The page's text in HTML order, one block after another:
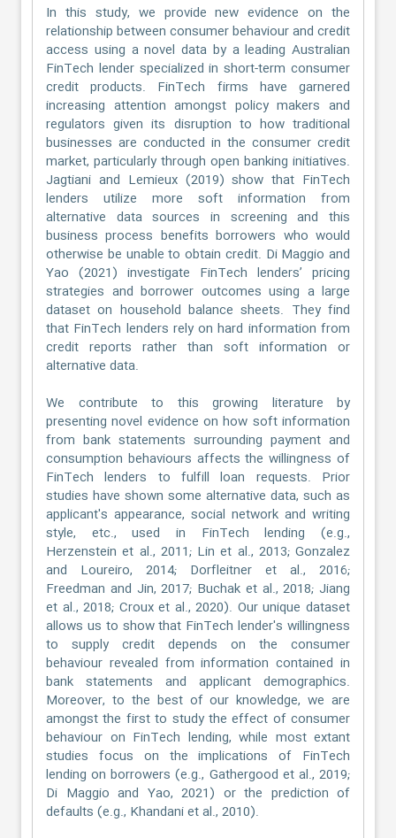
In this study, we provide new evidence on the
relationship between consumer behaviour and credit
access using a novel data by a leading Australian
FinTech lender specialized in short-term consumer
credit products. FinTech firms have garnered
increasing attention amongst policy makers and
regulators given its disruption to how traditional
businesses are conducted in the consumer credit
market, particularly through open banking initiatives.
Jagtiani and Lemieux (2019) show that FinTech
lenders utilize more soft information from
alternative data sources in screening and this
business process benefits borrowers who would
otherwise be unable to obtain credit. Di Maggio and
Yao (2021) investigate FinTech lenders’ pricing
strategies and borrower outcomes using a large
dataset on household balance sheets. They find
that FinTech lenders rely on hard information from
credit reports rather than soft information or
alternative data.
We contribute to this growing literature by
presenting novel evidence on how soft information
from bank statements surrounding payment and
consumption behaviours affects the willingness of
FinTech lenders to fulfill loan requests. Prior
studies have shown some alternative data, such as
applicant's appearance, social network and writing
style, etc., used in FinTech lending (e.g.,
Herzenstein et al., 2011; Lin et al., 2013; Gonzalez
and Loureiro, 2014; Dorfleitner et al., 2016;
Freedman and Jin, 2017; Buchak et al., 2018; Jiang
et al., 2018; Croux et al., 2020). Our unique dataset
allows us to show that FinTech lender's willingness
to supply credit depends on the consumer
behaviour revealed from information contained in
bank statements and applicant demographics.
Moreover, to the best of our knowledge, we are
amongst the first to study the effect of consumer
behaviour on FinTech lending, while most extant
studies focus on the implications of FinTech
lending on borrowers (e.g., Gathergood et al., 2019;
Di Maggio and Yao, 2021) or the prediction of
defaults (e.g., Khandani et al., 2010).